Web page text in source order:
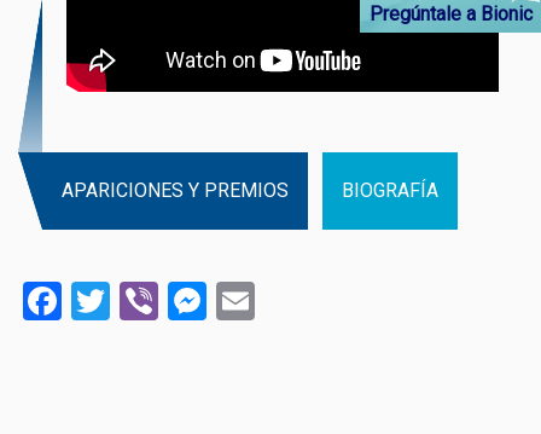
APARICIONES Y PREMIOS BIOGRAFÍA
Facebook
Twitter
ViberMessenger
Pregúntale a Bionic